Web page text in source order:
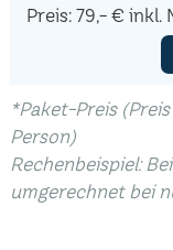
Preis: 79,- € inkl.
*Paket-Preis
Person)
Rechenbeispiel:
umgerechnet bei